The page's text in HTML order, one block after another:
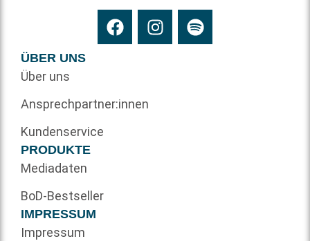
ÜBER UNS
Über uns
Ansprechpartner:innen
Kundenservice
PRODUKTE
Mediadaten
BoD-Bestseller
IMPRESSUM
Impressum